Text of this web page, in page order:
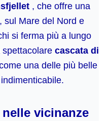
, che offre una
sul Mare del Nord e
si ferma più a lungo
spettacolare cascata di
una delle più belle
vicinanze